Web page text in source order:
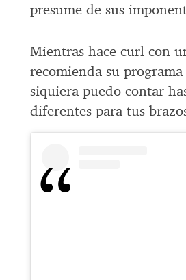
presume de sus
Mientras hace curl con
recomienda su
siquiera puedo contar
diferentes para tus